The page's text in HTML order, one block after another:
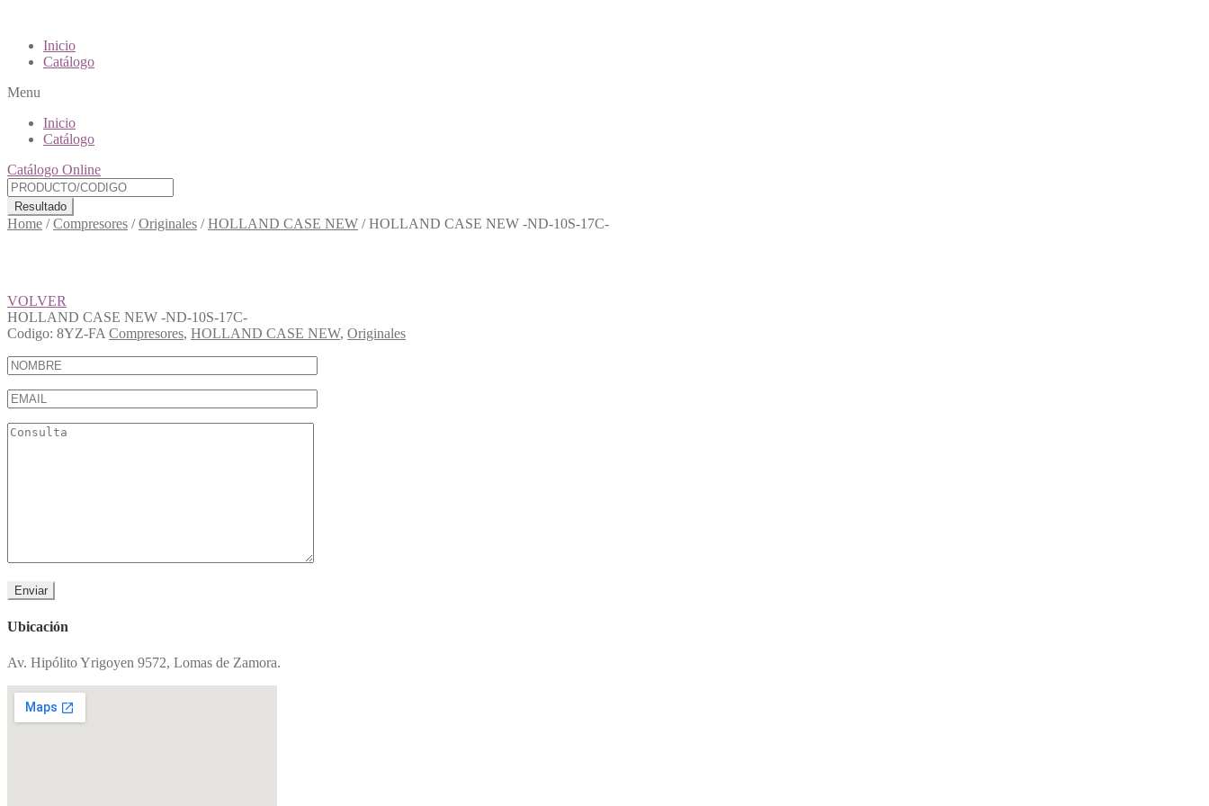
Inicio
Catálogo
Menu
Inicio
Catálogo
Catálogo Online
Resultado
Home /Compresores /Originales /HOLLAND CASE NEW /HOLLAND CASE NEW -ND-10S-17C-
VOLVER
HOLLAND CASE NEW -ND-10S-17C-
Codigo: 8YZ-FA Compresores, HOLLAND CASE NEW, Originales
Ubicación
Av. Hipólito Yrigoyen 9572, Lomas de Zamora.